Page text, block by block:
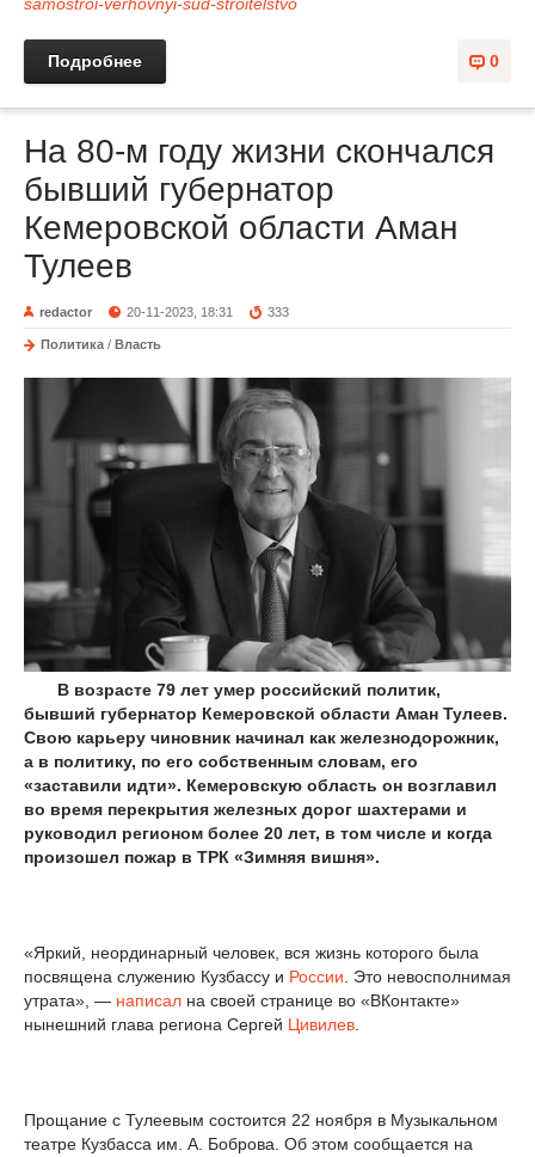
0
Подробнее
На 80-м году жизни скончался
бывший губернатор
Кемеровской области Аман
Тулеев
redactor 20-11-2023, 18:31 333
Политика / Власть
В возрасте 79 лет умер российский политик,
бывший губернатор Кемеровской области Аман Тулеев.
Свою карьеру чиновник начинал как железнодорожник,
а в политику, по его собственным словам, его
«заставили идти». Кемеровскую область он возглавил
во время перекрытия железных дорог шахтерами и
руководил регионом более 20 лет, в том числе и когда
произошел пожар в ТРК «Зимняя вишня».
«Яркий, неординарный человек, вся жизнь которого была
посвящена служению Кузбассу и России. Это невосполнимая
утрата», — написал на своей странице во «ВКонтакте»
нынешний глава региона Сергей Цивилев.
Прощание с Тулеевым состоится 22 ноября в Музыкальном
театре Кузбасса им. А. Боброва. Об этом сообщается на